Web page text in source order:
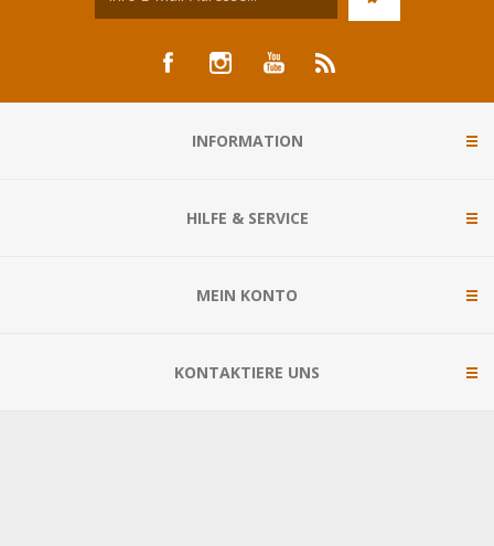
INFORMATION
HILFE & SERVICE
MEIN KONTO
KONTAKTIERE UNS